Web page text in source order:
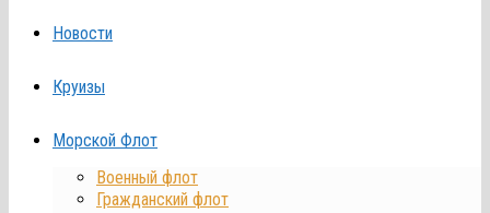
Новости
Круизы
Морской Флот
Военный флот
Гражданский флот